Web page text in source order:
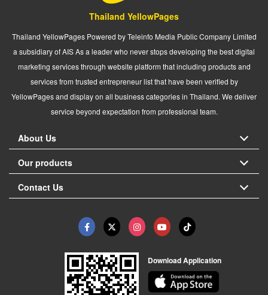
Thailand YellowPages
Thailand YellowPages Powered by Teleinfo Media Public Company Limited
a subsidiary of AIS As a leader who never stops developing the best digital
marketing services through website platform that including products and
services from trusted entrepreneur list that have been verified by
YellowPages and display on all business categories in Thailand. We deliver
service beyond expectation from professional team.
About Us
Our products
Contact Us
Download Application